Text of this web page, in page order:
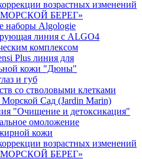
возрастных изменений
МОРСКОЙ БЕРЕГ»
наборы Algologie
линия с ALGO4
комплексом
Plus линия для
кожи "Дюны"
и губ
со стволовыми клетками
Морской Сад (Jardin Marin)
"Очищение и детоксикация"
омоложение
кожи
возрастных изменений
МОРСКОЙ БЕРЕГ»